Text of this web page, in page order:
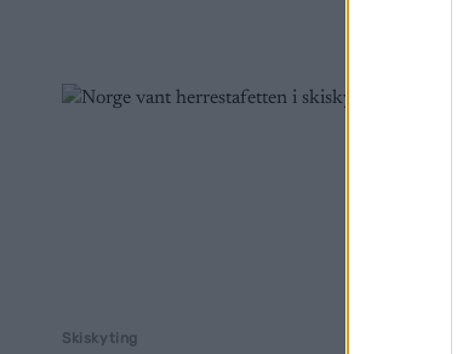
Skiskyting